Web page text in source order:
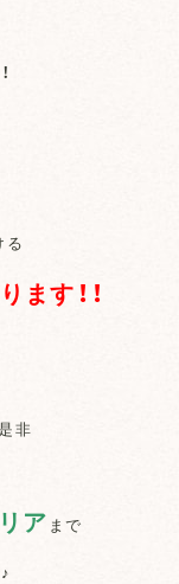
る
す！！
非
ア まで